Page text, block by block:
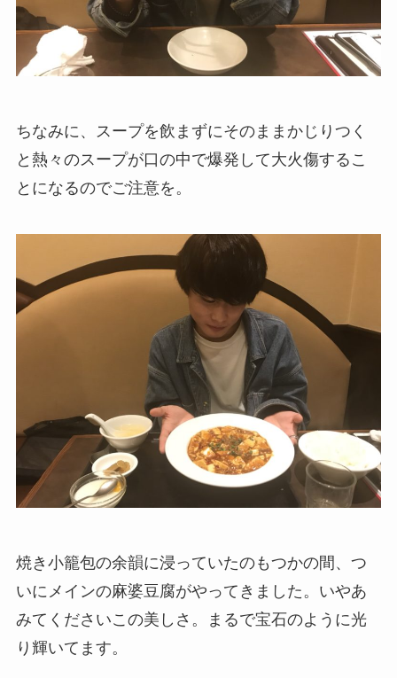
ちなみに、スープを飲まずにそのままかじりつく
と熱々のスープが口の中で爆発して大火傷するこ
とになるのでご注意を。
焼き小籠包の余韻に浸っていたのもつかの間、つ
いにメインの麻婆豆腐がやってきました。いやあ
みてくださいこの美しさ。まるで宝石のように光
り輝いてます。